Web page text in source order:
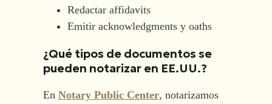
Redactar affidavits
Emitir acknowledgments y oaths
¿Qué tipos de documentos se
pueden notarizar en EE.UU.?
En Notary Public Center, notarizamos